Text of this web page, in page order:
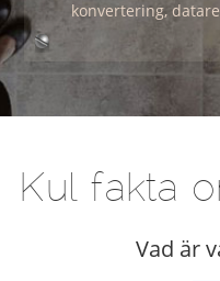
konvertering,
Kul fakta
Vad är